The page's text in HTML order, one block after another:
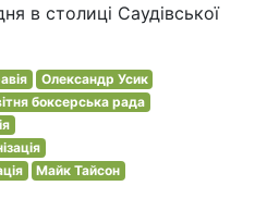
в столиці Саудівської
Олександр Усик
боксерська рада
Майк Тайсон